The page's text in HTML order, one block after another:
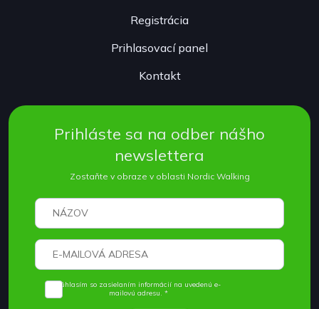
Registrácia
Prihlasovací panel
Kontakt
Prihláste sa na odber nášho
newslettera
Zostaňte v obraze v oblasti Nordic Walking
Súhlasím so zasielaním informácií na uvedenú e-
mailovú adresu. *